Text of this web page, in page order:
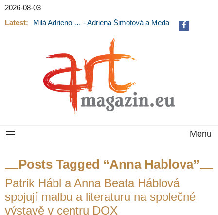
2026-08-03
Latest:
Milá Adrieno … - Adriena Šimotová a Meda
Menu
Posts Tagged “Anna Hablova”
Patrik Hábl a Anna Beata Háblová
spojují malbu a literaturu na společné
výstavě v centru DOX